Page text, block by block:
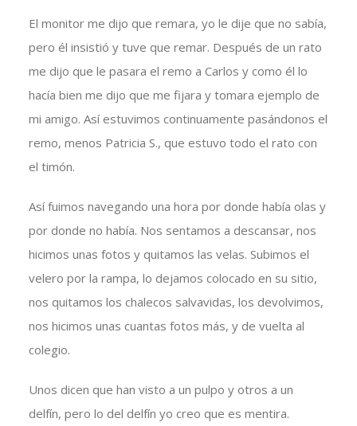
El monitor me dijo que remara, yo le dije que no sabía,
pero él insistió y tuve que remar. Después de un rato
me dijo que le pasara el remo a Carlos y como él lo
hacía bien me dijo que me fijara y tomara ejemplo de
mi amigo. Así estuvimos continuamente pasándonos el
remo, menos Patricia S., que estuvo todo el rato con
el timón.
Así fuimos navegando una hora por donde había olas y
por donde no había. Nos sentamos a descansar, nos
hicimos unas fotos y quitamos las velas. Subimos el
velero por la rampa, lo dejamos colocado en su sitio,
nos quitamos los chalecos salvavidas, los devolvimos,
nos hicimos unas cuantas fotos más, y de vuelta al
colegio.
Unos dicen que han visto a un pulpo y otros a un
delfín, pero lo del delfín yo creo que es mentira.